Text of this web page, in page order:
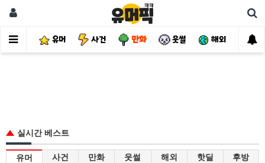
유머 사건 만화 웃썰 해외 핫
실시간 베스트
유머 사건 만화 웃썰 해외 핫딜 후방